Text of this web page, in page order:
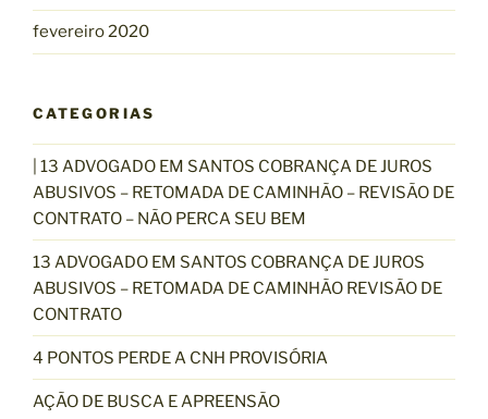
fevereiro 2020
CATEGORIAS
| 13 ADVOGADO EM SANTOS COBRANÇA DE JUROS
ABUSIVOS – RETOMADA DE CAMINHÃO – REVISÃO DE
CONTRATO – NÃO PERCA SEU BEM
13 ADVOGADO EM SANTOS COBRANÇA DE JUROS
ABUSIVOS – RETOMADA DE CAMINHÃO REVISÃO DE
CONTRATO
4 PONTOS PERDE A CNH PROVISÓRIA
AÇÃO DE BUSCA E APREENSÃO